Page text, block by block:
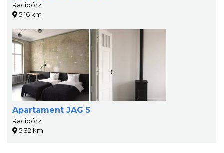
Racibórz
5.16 km
Apartament JAG 5
Racibórz
5.32 km